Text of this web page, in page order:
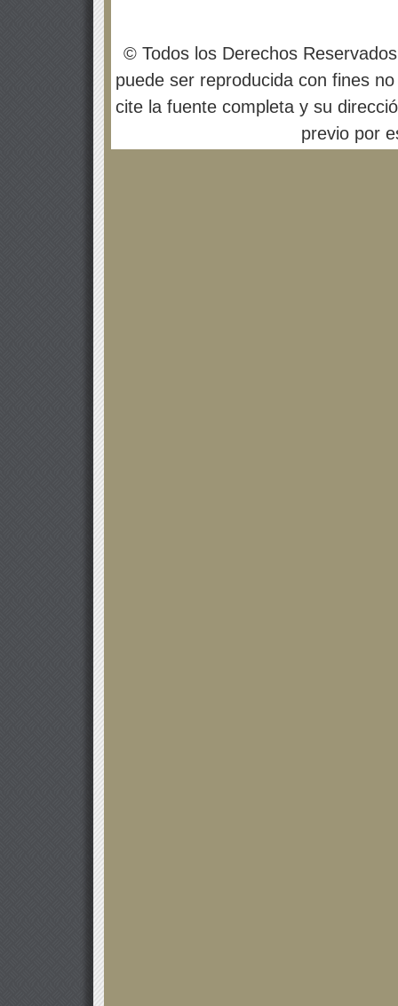
© Todos los Derechos
puede ser reproducida con fines
cite la fuente completa y su
previo por